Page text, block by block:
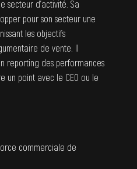
secteur d’activité. Sa
pour son secteur une
les objectifs
de vente. Il
reporting des performances
un point avec le CEO ou le
commerciale de